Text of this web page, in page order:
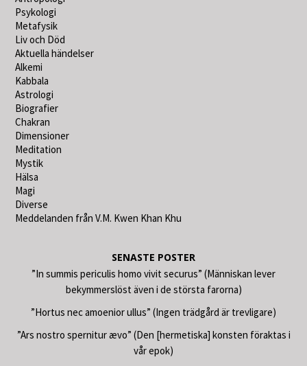
Psykologi
Metafysik
Liv och Död
Aktuella händelser
Alkemi
Kabbala
Astrologi
Biografier
Chakran
Dimensioner
Meditation
Mystik
Hälsa
Magi
Diverse
Meddelanden från V.M. Kwen Khan Khu
SENASTE POSTER
”In summis periculis homo vivit securus” (Människan lever
bekymmerslöst även i de största farorna)
”Hortus nec amoenior ullus” (Ingen trädgård är trevligare)
”Ars nostro spernitur ævo” (Den [hermetiska] konsten föraktas i
vår epok)